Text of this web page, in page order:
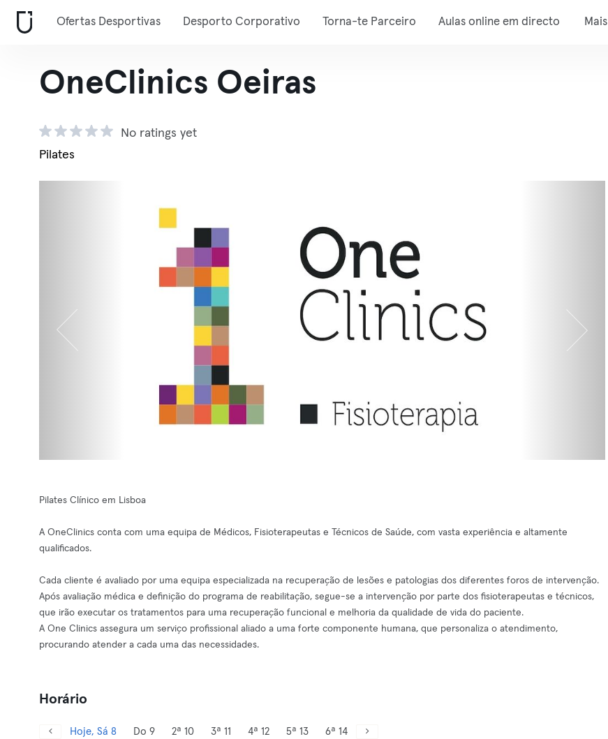
Ofertas Desportivas Desporto Corporativo Torna-te Parceiro Aulas online em directo Mais
OneClinics Oeiras
No ratings yet
Pilates
Pilates Clínico em Lisboa
A OneClinics conta com uma equipa de Médicos, Fisioterapeutas e Técnicos de Saúde, com vasta experiência e altamente
qualificados.
Cada cliente é avaliado por uma equipa especializada na recuperação de lesões e patologias dos diferentes foros de intervenção.
Após avaliação médica e definição do programa de reabilitação, segue-se a intervenção por parte dos fisioterapeutas e técnicos,
que irão executar os tratamentos para uma recuperação funcional e melhoria da qualidade de vida do paciente.
A One Clinics assegura um serviço profissional aliado a uma forte componente humana, que personaliza o atendimento,
procurando atender a cada uma das necessidades.
Horário
Hoje, Sá 8 Do 9 2ª 10 3ª 11 4ª 12 5ª 13 6ª 14